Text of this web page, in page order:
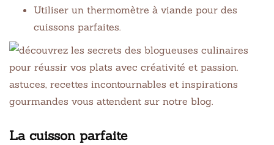
Utiliser un thermomètre à viande pour des
cuissons parfaites.
La cuisson parfaite